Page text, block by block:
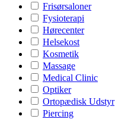
Frisørsaloner
Fysioterapi
Hørecenter
Helsekost
Kosmetik
Massage
Medical Clinic
Optiker
Ortopædisk Udstyr
Piercing